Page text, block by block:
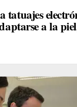
tatuajes
a la